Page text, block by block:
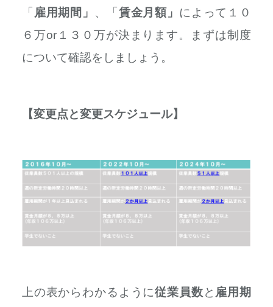
「 雇用期間」 、「 賃金月額」 によって１０
６万or１３０万が決まります。まずは制度
について確認をしましょう。
【変更点と変更スケジュール】
上の表からわかるように従業員数と 雇用期